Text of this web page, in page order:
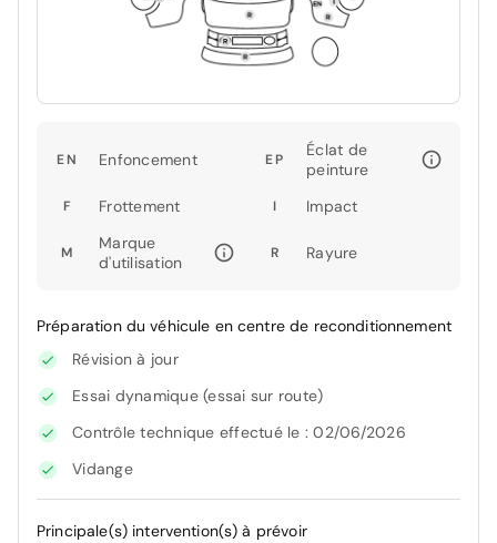
EN Enfoncement EP
Éclat de
peinture
F Frottement I Impact
M
Marque
d'utilisation
R Rayure
Préparation du véhicule en centre de reconditionnement
Révision à jour
Essai dynamique (essai sur route)
Contrôle technique effectué le : 02/06/2026
Vidange
Principale(s) intervention(s) à prévoir